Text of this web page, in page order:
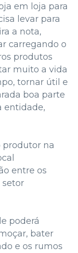
em loja para
levar para
a nota,
carregando o
produtos
muito a vida
tornar útil e
boa parte
entidade,
produtor na
entre os
setor
poderá
bater
e os rumos